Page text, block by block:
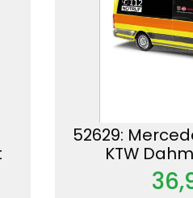
52629:
KTW